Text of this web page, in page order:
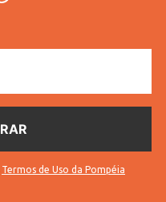
Termos de Uso da Pompéia